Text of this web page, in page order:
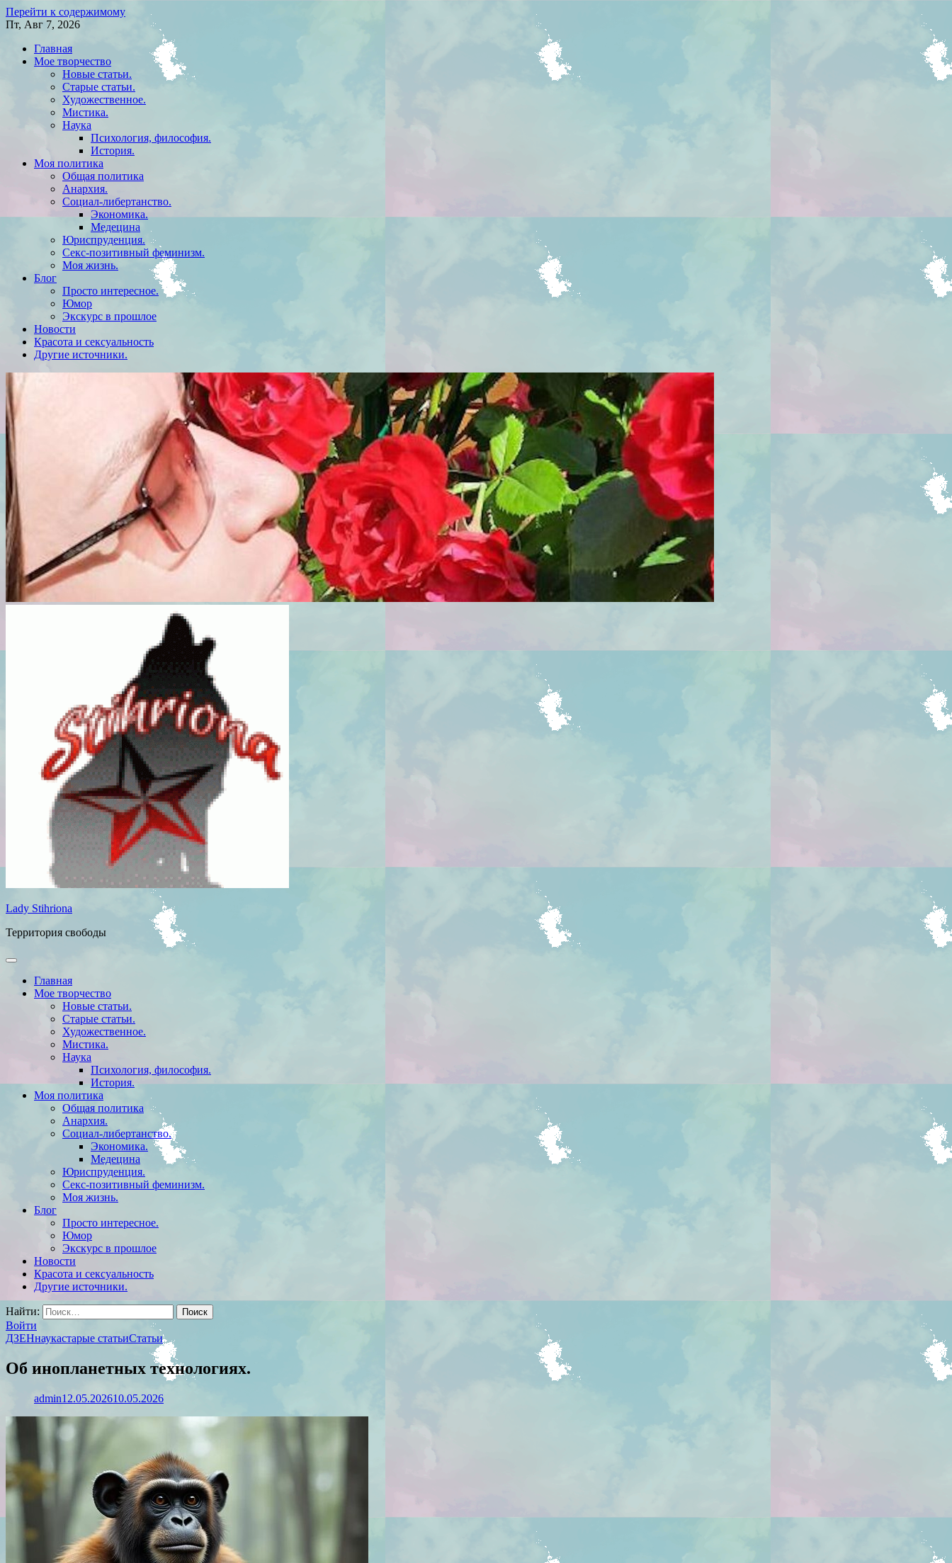
Перейти к содержимому
Пт, Авг 7, 2026
Главная
Мое творчество
Новые статьи.
Старые статьи.
Художественное.
Мистика.
Наука
Психология, философия.
История.
Моя политика
Общая политика
Анархия.
Социал-либертанство.
Экономика.
Медецина
Юриспруденция.
Секс-позитивный феминизм.
Моя жизнь.
Блог
Просто интересное.
Юмор
Экскурс в прошлое
Новости
Красота и сексуальность
Другие источники.
Lady Stihriona
Территория свободы
Главная
Мое творчество
Новые статьи.
Старые статьи.
Художественное.
Мистика.
Наука
Психология, философия.
История.
Моя политика
Общая политика
Анархия.
Социал-либертанство.
Экономика.
Медецина
Юриспруденция.
Секс-позитивный феминизм.
Моя жизнь.
Блог
Просто интересное.
Юмор
Экскурс в прошлое
Новости
Красота и сексуальность
Другие источники.
Найти:
Войти
ДЗЕНнаукастарые статьиСтатьи
Об инопланетных технологиях.
admin12.05.202610.05.2026